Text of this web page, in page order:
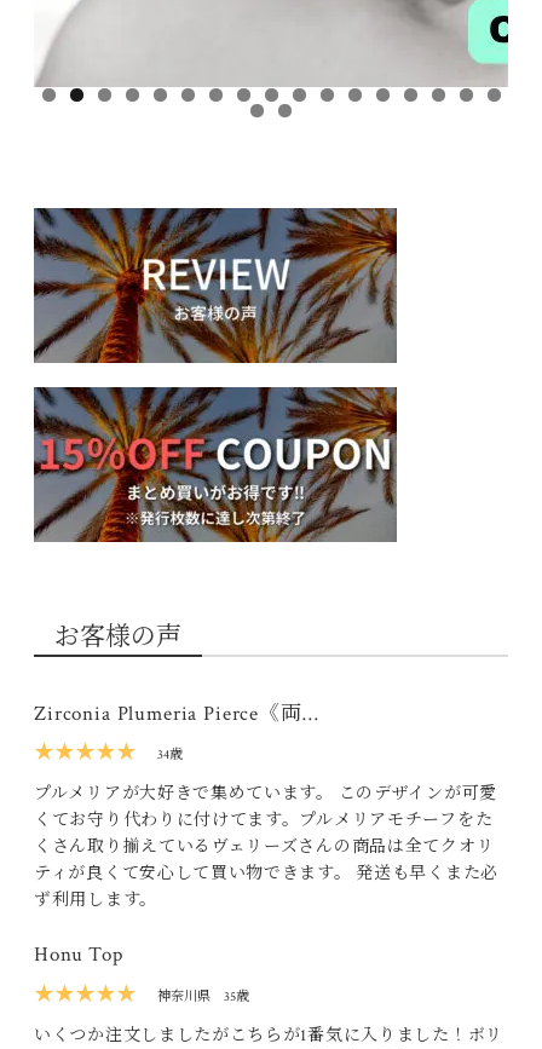
0 1 2 3 4 5 6 7
8 9
お客様の声
Zirconia Plumeria Pierce《両…
★★★★★
34歳
プルメリアが大好きで集めています。 このデザインが可愛
くてお守り代わりに付けてます。プルメリアモチーフをた
くさん取り揃えているヴェリーズさんの商品は全てクオリ
ティが良くて安心して買い物できます。 発送も早くまた必
ず利用します。
Honu Top
★★★★★
神奈川県 35歳
いくつか注文しましたがこちらが1番気に入りました！ボリ